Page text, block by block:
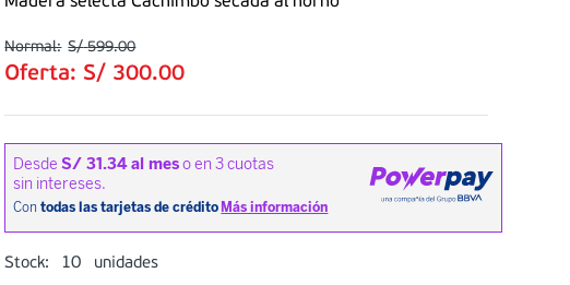
S/ 599.00
Oferta:S/ 300.00
Stock: 10
unidades